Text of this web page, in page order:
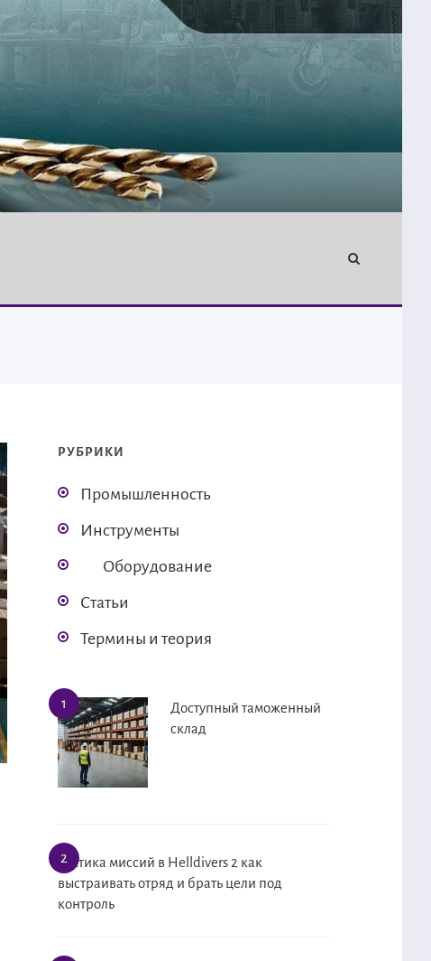
РУБРИКИ
Промышленность
Инструменты
Оборудование
Статьи
Термины и теория
Доступный таможенный
склад
Тактика миссий в Helldivers 2 как
выстраивать отряд и брать цели под
контроль